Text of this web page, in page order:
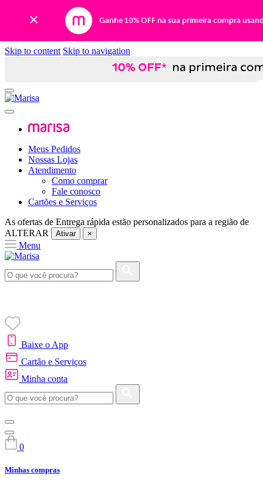
Ganhe 10% OFF na sua primeira compra
Skip to content Skip to navigation
Meus Pedidos
Nossas Lojas
Atendimento
Como comprar
Fale conosco
Cartões e Serviços
As ofertas de Entrega rápida estão personalizados para a região de
ALTERAR
Ativar ×
Menu
Baixe o App
Cartão e Serviços
Minha conta
0
Minhas compras